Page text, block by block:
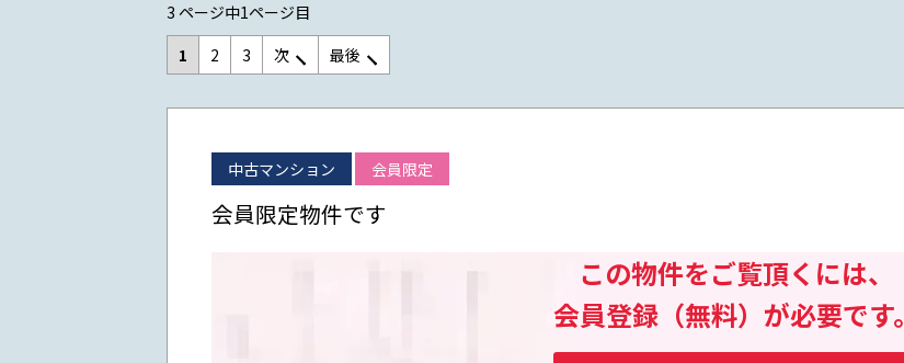
3 ページ中1ページ目
1
2 3 次 最後
中古マンション 会員限定
会員限定物件です
この物件をご覧頂くには、
会員登録（無料）が必要です。